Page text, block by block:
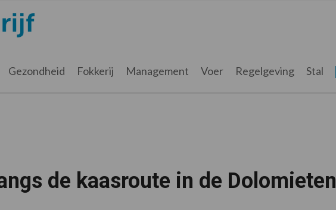
Gezondheid Fokkerij Management Voer Regelgeving Stal
de kaasroute in de Dolomieten